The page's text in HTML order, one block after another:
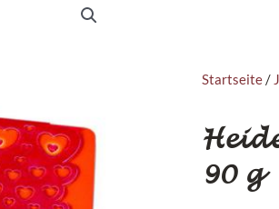
Startseite/
90 g